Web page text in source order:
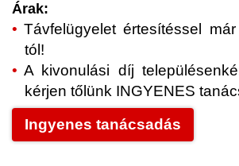
Árak:
Távfelügyelet értesítéssel
tól!
A kivonulási díj
kérjen tőlünk INGYENES
Ingyenes tanácsadás